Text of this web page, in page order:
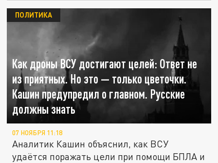
Как дроны ВСУ достигают целей: Ответ не
из приятных. Но это — только цветочки.
Кашин предупредил о главном. Русские
должны знать
ПОЛИТИКА
07 НОЯБРЯ 11:18
Аналитик Кашин объяснил, как ВСУ
удаётся поражать цели при помощи БПЛА и